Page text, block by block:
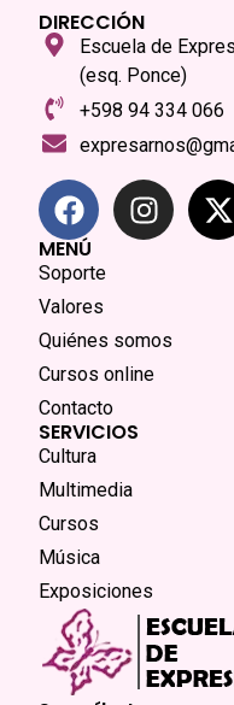
SERVICIOS
Cultura
Multimedia
Cursos
Música
Exposiciones
MENÚ
Soporte
Valores
Quiénes somos
Cursos online
Contacto
DIRECCIÓN
Escuela de
(esq. Ponce)
+598 94 334 066